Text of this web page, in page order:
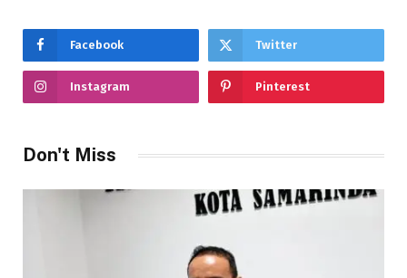
Facebook Twitter
Instagram Pinterest
Don't Miss